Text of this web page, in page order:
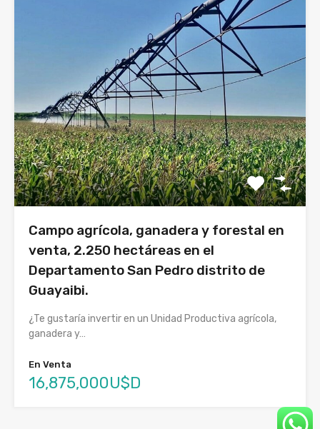
Campo agrícola, ganadera y forestal en
venta, 2.250 hectáreas en el
Departamento San Pedro distrito de
Guayaibi.
¿Te gustaría invertir en un Unidad Productiva agrícola,
ganadera y…
En Venta
16,875,000U$D